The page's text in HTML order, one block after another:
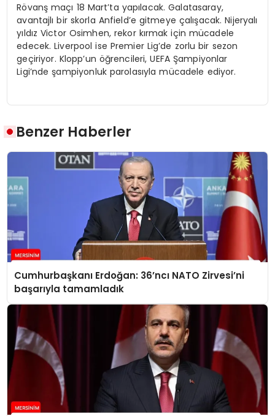
Rövanş maçı 18 Mart’ta yapılacak. Galatasaray,
avantajlı bir skorla Anfield’e gitmeye çalışacak. Nijeryalı
yıldız Victor Osimhen, rekor kırmak için mücadele
edecek. Liverpool ise Premier Lig’de zorlu bir sezon
geçiriyor. Klopp’un öğrencileri, UEFA Şampiyonlar
Ligi’nde şampiyonluk parolasıyla mücadele ediyor.
Benzer Haberler
Cumhurbaşkanı Erdoğan: 36’ncı NATO Zirvesi’ni
başarıyla tamamladık